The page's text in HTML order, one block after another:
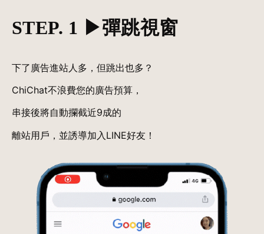
STEP. 1 ▶︎彈跳視窗
下了廣告進站人多，但跳出也多？
ChiChat不浪費您的廣告預算，
串接後將自動攔截近9成的
離站用戶，並誘導加入LINE好友！